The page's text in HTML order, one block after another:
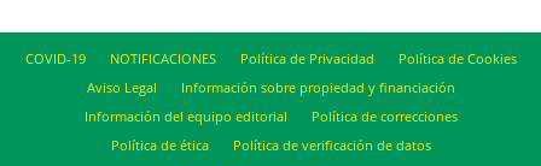
COVID-19 NOTIFICACIONES Política de Privacidad
Política de Cookies
Aviso Legal
Información sobre propiedad y financiación
Información del equipo editorial
Política de correcciones
Política de ética
Política de verificación de datos